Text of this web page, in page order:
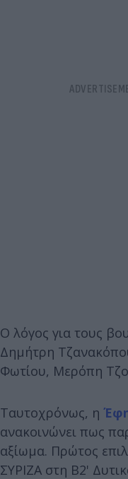
Ο λόγος για τους
Δημήτρη
Φωτίου, Μερόπη
Ταυτοχρόνως, η
ανακοινώνει πως
αξίωμα. Πρώτος
ΣΥΡΙΖΑ στη Β2'